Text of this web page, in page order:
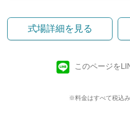
式場詳細を見る
このページを
※料金はすべて税込み